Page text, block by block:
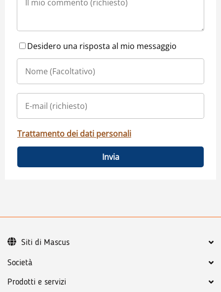
Desidero una risposta al mio messaggio
Trattamento dei dati personali
Invia
Società
Prodotti e servizi
Siti di Mascus